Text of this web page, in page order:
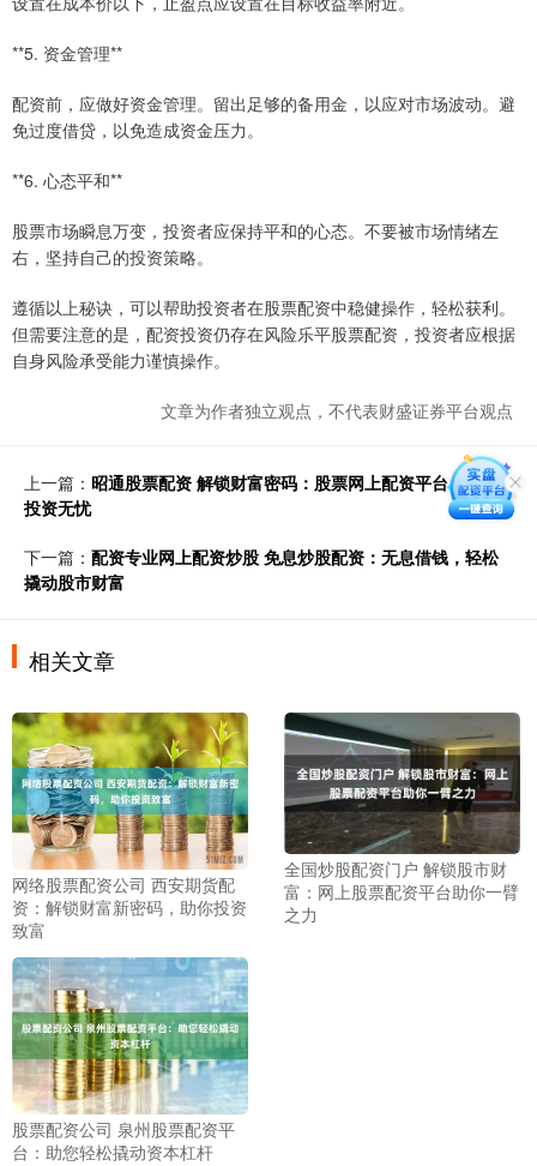
**5. 资金管理**
配资前，应做好资金管理。留出足够的备用金，以应对市场波动。避
免过度借贷，以免造成资金压力。
**6. 心态平和**
股票市场瞬息万变，投资者应保持平和的心态。不要被市场情绪左
右，坚持自己的投资策略。
遵循以上秘诀，可以帮助投资者在股票配资中稳健操作，轻松获利。
但需要注意的是，配资投资仍存在风险乐平股票配资，投资者应根据
自身风险承受能力谨慎操作。
文章为作者独立观点，不代表财盛证券平台观点
上一篇： 昭通股票配资 解锁财富密码：股票网上配资平台，助你
投资无忧
下一篇： 配资专业网上配资炒股 免息炒股配资：无息借钱，轻松
撬动股市财富
相关文章
网络股票配资公司 西安期货配
资：解锁财富新密码，助你投资
致富
全国炒股配资门户 解锁股市财
富：网上股票配资平台助你一臂
之力
股票配资公司 泉州股票配资平
台：助您轻松撬动资本杠杆